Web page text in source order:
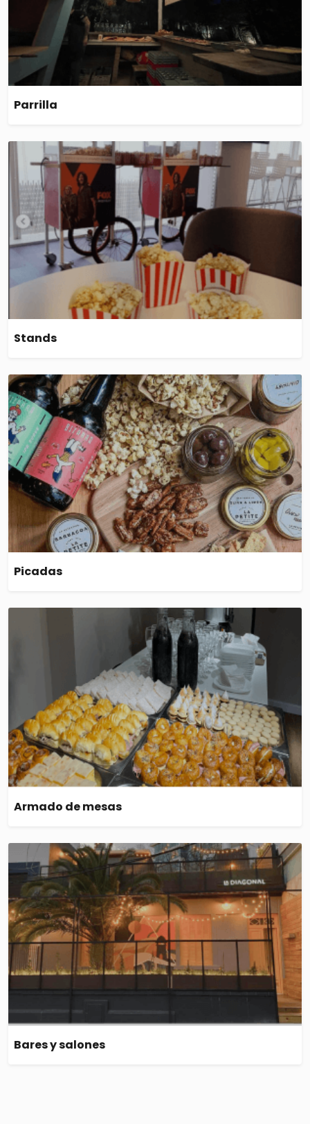
Parrilla
Stands
Picadas
Armado de mesas
Bares y salones